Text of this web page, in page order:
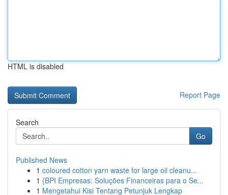
HTML is disabled
Report Page
Search
Go
Published News
1 coloured cotton yarn waste for large oil cleanu...
1 {BPI Empresas: Soluções Financeiras para o Se...
1 Mengetahui Kisi Tentang Petunjuk Lengkap